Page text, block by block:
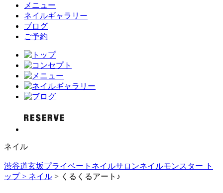
メニュー
ネイルギャラリー
ブログ
ご予約
ネイル
渋谷道玄坂プライベートネイルサロンネイルモンスター ト
ップ > ネイル > くるくるアート♪